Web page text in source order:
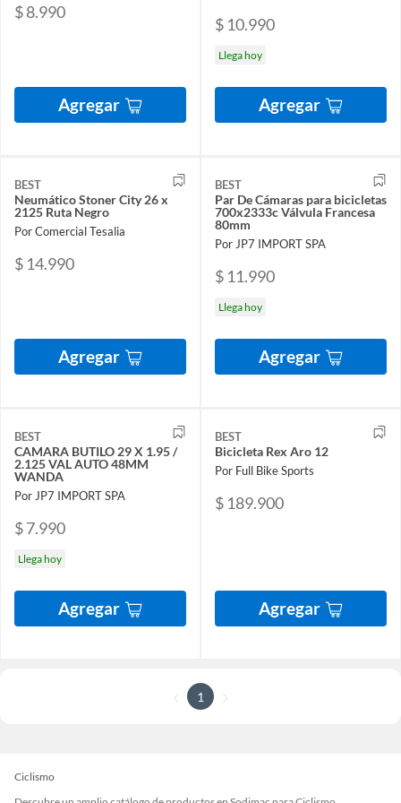
$ 8.990
Agregar
$ 10.990
Llega hoy
Agregar
BEST
Neumático Stoner City 26 x
2125 Ruta Negro
Por Comercial Tesalia
$ 14.990
Agregar
BEST
Par De Cámaras para bicicletas
700x2333c Válvula Francesa
80mm
Por JP7 IMPORT SPA
$ 11.990
Llega hoy
Agregar
BEST
CAMARA BUTILO 29 X 1.95 /
2.125 VAL AUTO 48MM
WANDA
Por JP7 IMPORT SPA
$ 7.990
Llega hoy
Agregar
BEST
Bicicleta Rex Aro 12
Por Full Bike Sports
$ 189.900
Agregar
1
Ciclismo